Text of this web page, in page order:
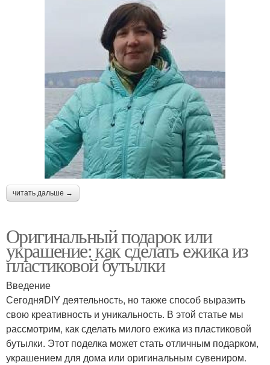
читать дальше →
Оригинальный подарок или
украшение: как сделать ежика из
пластиковой бутылки
Введение
СегодняDIY деятельность, но также способ выразить
свою креативность и уникальность. В этой статье мы
рассмотрим, как сделать милого ежика из пластиковой
бутылки. Этот поделка может стать отличным подарком,
украшением для дома или оригинальным сувениром.